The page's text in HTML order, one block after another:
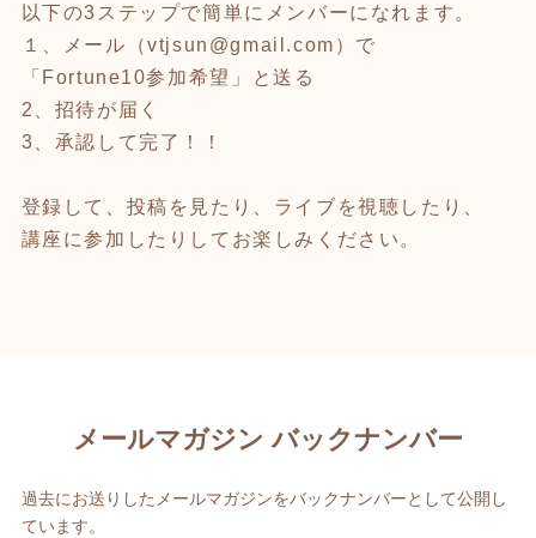
以下の3ステップで簡単にメンバーになれます。
１、メール（vtjsun@gmail.com）で
「Fortune10参加希望」と送る
2、招待が届く
3、承認して完了！！
登録して、投稿を見たり、ライブを視聴したり、
講座に参加したりしてお楽しみください。
メールマガジン バックナンバー
過去にお送りしたメールマガジンをバックナンバーとして公開し
ています。